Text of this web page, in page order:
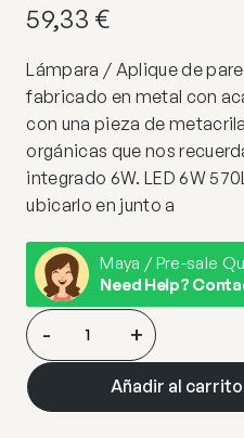
59,33 €
Lámpara / Aplique de
fabricado en metal con
con una pieza de
orgánicas que nos
integrado 6W. LED 6W
ubicarlo en junto a
Maya / Pre-sale
Need Help?
APLIQUE
STELLA
CROMO
LED
- +
Añadir al carrito